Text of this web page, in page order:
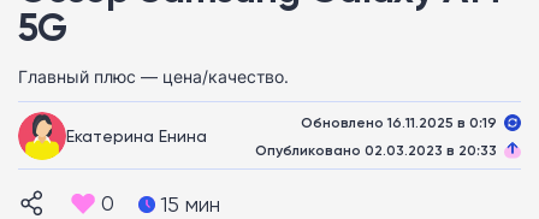
5G
Главный плюс — цена/качество.
Екатерина Енина
Обновлено 16.11.2025 в 0:19
Опубликовано 02.03.2023 в 20:33
0 15 мин